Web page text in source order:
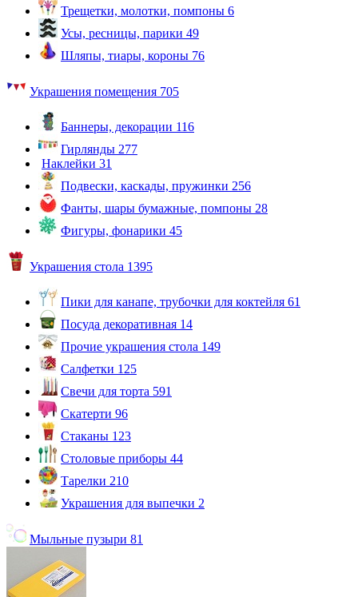
Трещетки, молотки, помпоны 6
Усы, ресницы, парики 49
Шляпы, тиары, короны 76
Украшения помещения 705
Баннеры, декорации 116
Гирлянды 277
Наклейки 31
Подвески, каскады, пружинки 256
Фанты, шары бумажные, помпоны 28
Фигуры, фонарики 45
Украшения стола 1395
Пики для канапе, трубочки для коктейля 61
Посуда декоративная 14
Прочие украшения стола 149
Салфетки 125
Свечи для торта 591
Скатерти 96
Стаканы 123
Столовые приборы 44
Тарелки 210
Украшения для выпечки 2
Мыльные пузыри 81